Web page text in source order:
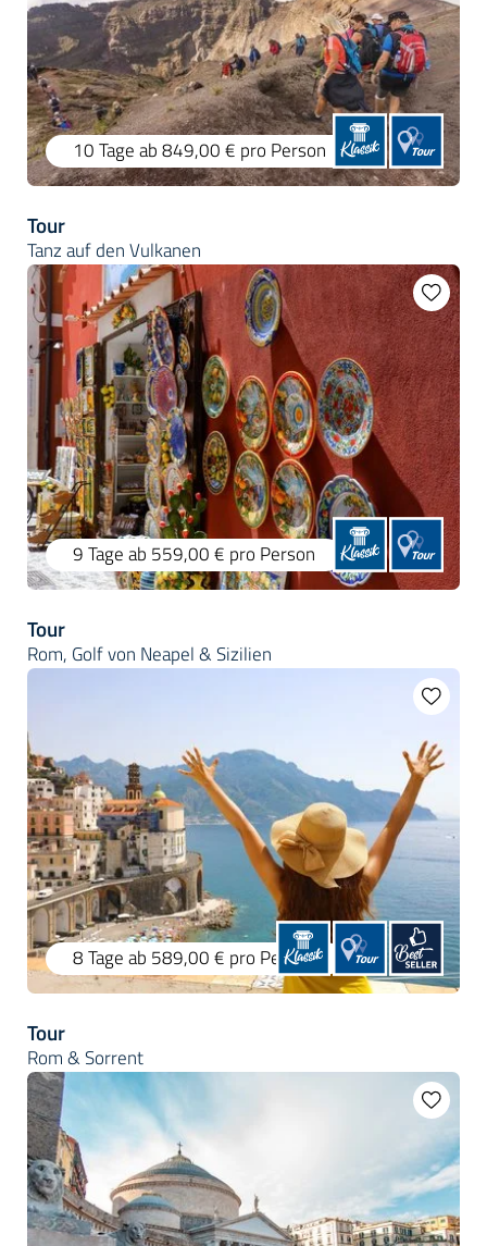
10 Tageab 849,00 € pro Person
Tour
Tanz auf den Vulkanen
9 Tageab 559,00 € pro Person
Tour
Rom, Golf von Neapel & Sizilien
8 Tageab 589,00 € pro Person
Tour
Rom & Sorrent